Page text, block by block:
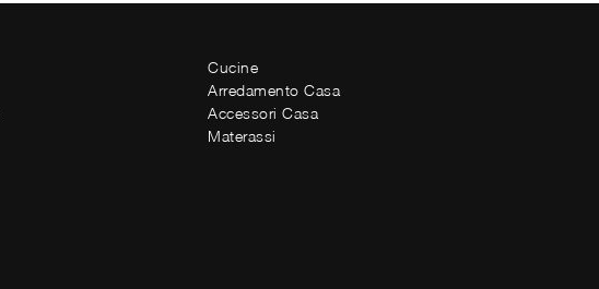
Cucine
Arredamento Casa
Accessori Casa
Materassi